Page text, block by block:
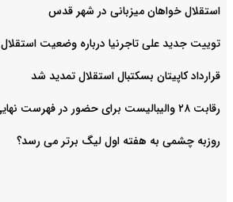
استقلال خواهان میزبانی در شهر قدس
توییت جدید علی تاجرنیا درباره وضعیت استقلال
قرارداد کاپیتان بسکتبال استقلال تمدید شد
رقابت ۲۸ والیبالیست برای حضور در فهرست نهایی
روزبه چشمی به هفته اول لیگ برتر می رسد؟